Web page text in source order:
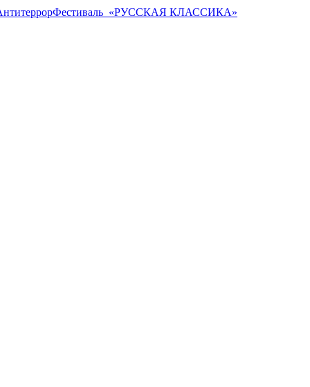
Фестиваль ​ «РУССКАЯ КЛАССИКА»